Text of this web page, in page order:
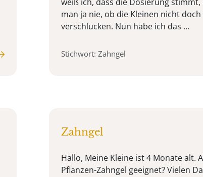
man ja nie, ob die Kleinen nicht
verschlucken. Nun habe ich das ...
Stichwort: Zahngel
Zahngel
Hallo, Meine Kleine ist 4 Monate alt.
Pflanzen-Zahngel geeignet? Vielen